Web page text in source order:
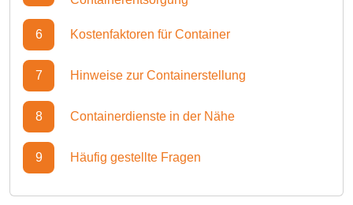
6 Kostenfaktoren für Container
7 Hinweise zur Containerstellung
8 Containerdienste in der Nähe
9 Häufig gestellte Fragen